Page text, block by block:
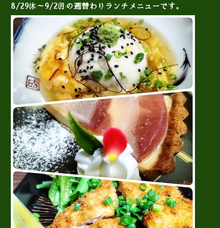
8/29㈭～9/2㈪の週替わりランチメニューです。